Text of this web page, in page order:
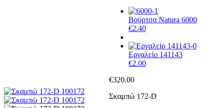
Βούρτσα Natura 6000
€2.40
Εργαλείο 141143
€2.00
€320.00
Σκαμπώ 172-D